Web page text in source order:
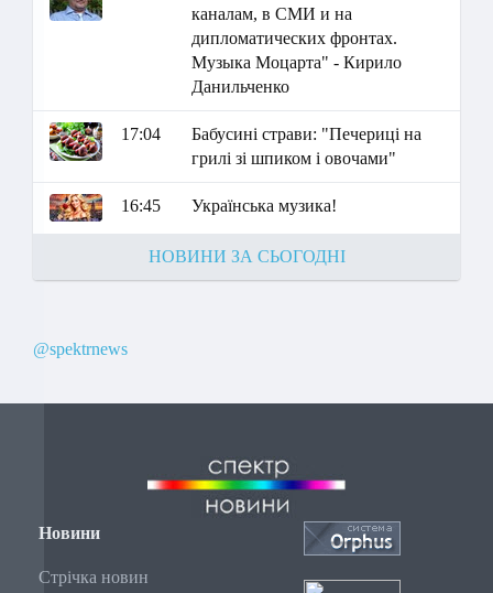
каналам, в СМИ и на
дипломатических фронтах.
Музыка Моцарта" - Кирило
Данильченко
17:04
Бабусині страви: "Печериці на
грилі зі шпиком і овочами"
16:45 Українська музика!
НОВИНИ ЗА СЬОГОДНІ
@spektrnews
Новини
Стрічка новин